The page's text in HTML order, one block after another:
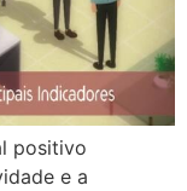
positivo
e a